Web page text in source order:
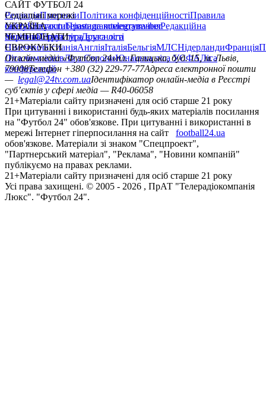
САЙТ ФУТБОЛ 24
РедакціяПрогнозиПолітика конфіденційностіПравила
сайтуКонтактиПравила коментуванняРедакційна
політикаСтруктура власності
Соціальні мережі
facebookxyoutubeinstagramtelegramviber
УКРАЇНА
УкраїнаПерша лігаДруга ліга
ЧЕМПІОНАТИ
НімеччинаІспаніяАнгліяІталіяБельгіяМЛСНідерландиФранція
ЄВРОКУБКИ
Ліга чемпіонівЛіга ЄвропиЮнацька ліга УЄФАЛіга
конференцій
Онлайн-медіа «Футбол 24»пл. Галицька, буд. 15, м. Львів,
79008Телефон +380 (32) 229-77-77Адреса електронної пошти
— legal@24tv.com.uaІдентифікатор онлайн-медіа в Реєстрі
суб’єктів у сфері медіа — R40-06058
21+Матеріали сайту призначені для осіб старше 21 року
При цитуванні і використанні будь-яких матеріалів посилання
на "Футбол 24" обов'язкове. При цитуванні і використанні в
мережі Інтернет гіперпосилання на сайт
football24.ua
обов'язкове. Матеріали зі знаком "Спецпроект",
"Партнерський матеріал", "Реклама", "Новини компаній"
публікуємо на правах реклами.
21+Матеріали сайту призначені для осіб старше 21 року
Усi права захищенi. © 2005 - 2026 , ПрАТ "Телерадіокомпанія
Люкс". "Футбол 24".